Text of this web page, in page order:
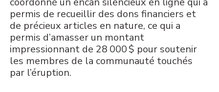
permis de recueillir des dons financiers et
de précieux articles en nature, ce qui a
permis d’amasser un montant
impressionnant de 28 000 $ pour soutenir
les membres de la communauté touchés
par l’éruption.